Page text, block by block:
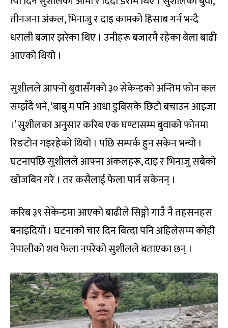
तीनजना अंकल, भिनाजु र दाइ कामको हिसाब गर्न भन्दै
धराली बजार झरेका थिए । उनीहरू बजारमै रहेका बेला बाढी
आएको थियो ।
सुशीलले आफ्नो बुवासँगको ३० सेकेन्डको अन्तिम फोन कल
सम्झँदै भने, ‘बाबु म पनि आधा डुबिसके छिटो बचाउन आइजा
।’ सुशीलका अनुसार करिब एक घण्टासम्म बुवाको फोनमा
रिङटोन गइरहेको थियो । पछि सम्पर्क हुन सकेन भन्यो ।
घटनापछि सुशीलले आफ्ना अंकलहरू, दाइ र भिनाजु सबैको
खोजबिन गरे । तर कसैलाई फेला पार्न सकेनन् ।
करिब ३९ सेकेन्डमा आएको बाढीले सिङ्गो गाउँ नै तहसनहस
बनाइदियो । घटनाको चार दिन बित्दा पनि अहिलेसम्म कोही
नेपालीको शव फेला नपरेको सुशीलले बताएका छन् ।